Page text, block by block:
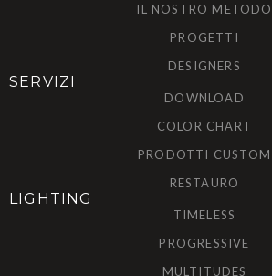
IL NOSTRO METODO
PROGETTI
DESIGNERS
SERVIZI
DOWNLOAD
COLOR CHART
PRODOTTI CUSTOM
RESTAURO
LIGHTING
TIMELESS
PROGRESSIVE
MULTITUDES